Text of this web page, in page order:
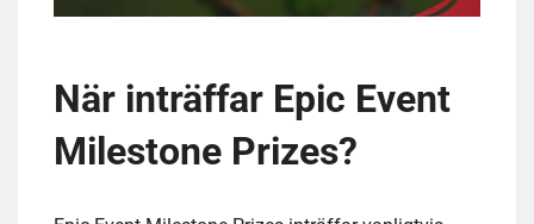
När inträffar Epic Event
Milestone Prizes?